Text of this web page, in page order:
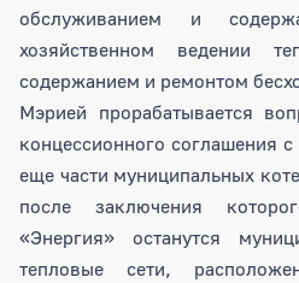
обслуживанием и
хозяйственном ведении
содержанием и ремонтом
Мэрией прорабатывается
концессионного соглашения
еще части муниципальных
после заключения
«Энергия» останутся
тепловые сети,